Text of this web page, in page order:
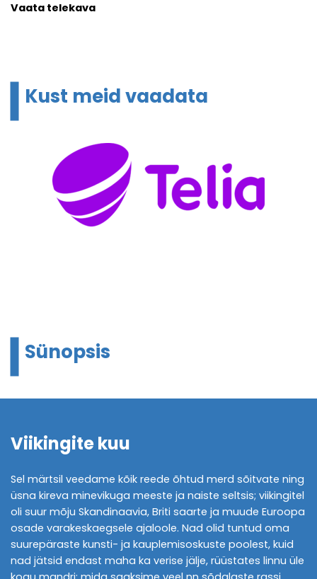
Vaata telekava
Kust meid vaadata
Sünopsis
Viikingite kuu
Sel märtsil veedame kõik reede õhtud merd sõitvate ning
üsna kireva minevikuga meeste ja naiste seltsis; viikingitel
oli suur mõju Skandinaavia, Briti saarte ja muude Euroopa
osade varakeskaegsele ajaloole. Nad olid tuntud oma
suurepäraste kunsti- ja kauplemisoskuste poolest, kuid
nad jätsid endast maha ka verise jälje, rüüstates linnu üle